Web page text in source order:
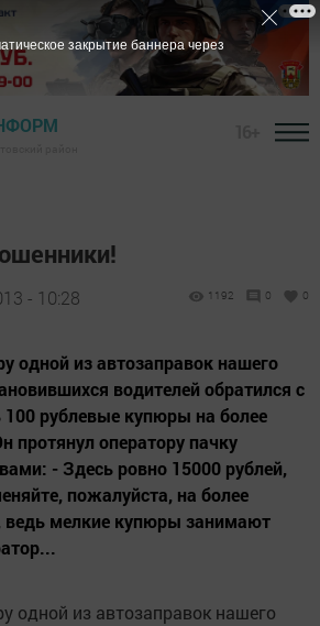
- 10:28 1192 0 0
одной из автозаправок нашего
водителей обратился с
100 рублевые купюры на более
протянул оператору пачку
- Здесь ровно 15000 рублей,
пожалуйста, на более
ведь мелкие купюры занимают
одной из автозаправок нашего
закрытие баннера через